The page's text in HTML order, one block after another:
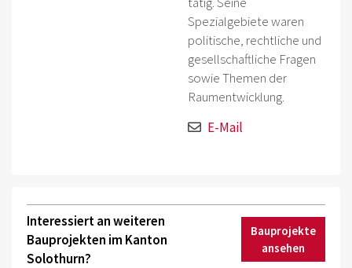
Spezialgebiete waren
politische, rechtliche und
gesellschaftliche Fragen
sowie Themen der
Raumentwicklung.
E-Mail
Interessiert an weiteren
Bauprojekten im Kanton
Solothurn?
Bauprojekte
ansehen